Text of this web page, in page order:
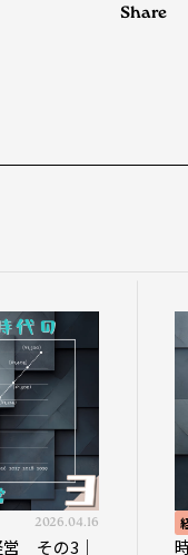
Share
2026.04.16
営 その3｜